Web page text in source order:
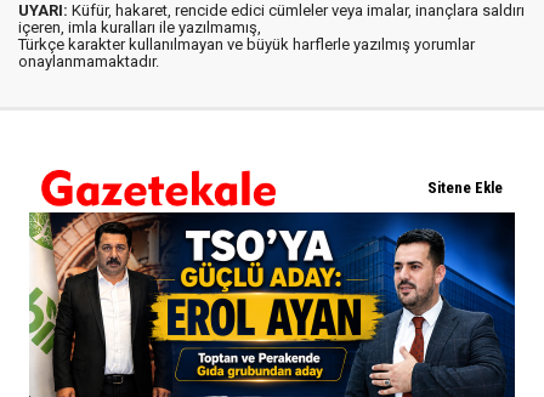
UYARI: Küfür, hakaret, rencide edici cümleler veya imalar, inançlara saldırı
içeren, imla kuralları ile yazılmamış,
Türkçe karakter kullanılmayan ve büyük harflerle yazılmış yorumlar
onaylanmamaktadır.